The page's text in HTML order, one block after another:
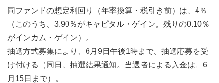
同ファンドの想定利回り（年率換算・税引き前）は、4％
（このうち、3.90％がキャピタル・ゲイン。残りの0.10％
がインカム・ゲイン）。
抽選方式募集により、6月9日午後1時まで、抽選応募を受
け付ける（同日、抽選結果通知。当選者による入金は、6
月15日まで）。